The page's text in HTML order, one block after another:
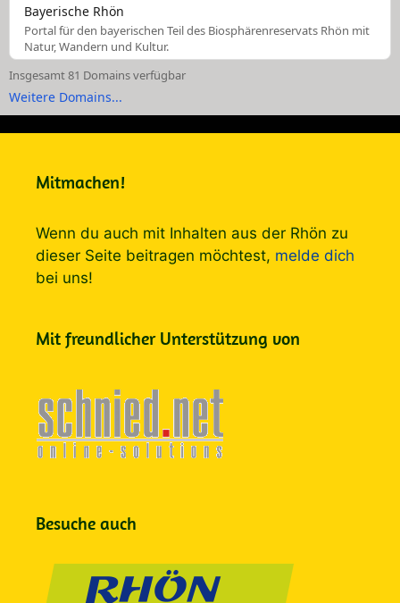
Bayerische Rhön
Portal für den bayerischen Teil des Biosphärenreservats Rhön mit
Natur, Wandern und Kultur.
Insgesamt 81 Domains verfügbar
Weitere Domains...
Mitmachen!
Wenn du auch mit Inhalten aus der Rhön zu
dieser Seite beitragen möchtest, melde dich
bei uns!
Mit freundlicher Unterstützung von
Besuche auch